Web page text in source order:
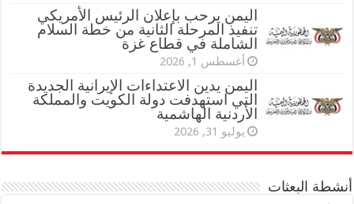
اليمن يرحب بإعلان الرئيس الأمريكي
تنفيذ المرحلة الثانية من خطة السلام
الشاملة في قطاع غزة
أغسطس 1, 2026
اليمن يدين الاعتداءات الإيرانية الجديدة
التي استهدفت دولة الكويت والمملكة
الأردنية الهاشمية
يوليو 31, 2026
أنشطة البعثات